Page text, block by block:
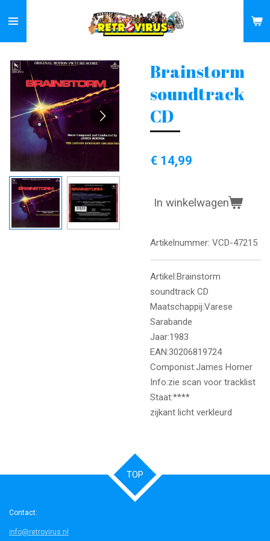
direct
naar
de
hoofdinhoud
Brainstorm
soundtrack
CD
€ 14,99
In winkelwagen
Artikelnummer: VCD-47215
Artikel:Brainstorm
soundtrack CD
Maatschappij:Varese
Sarabande
Jaar:1983
EAN:30206819724
Componist:James Horner
Info:zie scan voor tracklist
Staat:****
zijkant licht verkleurd
TOP
Contact:
info@retrovirus.nl